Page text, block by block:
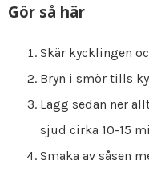
Gör så här
Skär kycklingen
Bryn i smör tills
Lägg sedan ner
sjud cirka 10-15
Smaka av såsen